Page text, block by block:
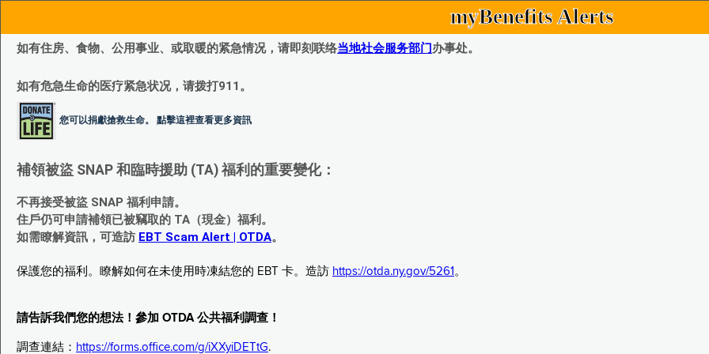
myBenefits Alerts
如有住房、食物、公用事业、或取暖的紧急情况，请即刻联络当地社会服务部门办事处。
如有危急生命的医疗紧急状况，请拨打911。
您可以捐獻搶救生命。 點擊這裡查看更多資訊
補領被盜 SNAP 和臨時援助 (TA) 福利的重要變化：
不再接受被盜 SNAP 福利申請。
住戶仍可申請補領已被竊取的 TA（現金）福利。
如需瞭解資訊，可造訪 EBT Scam Alert | OTDA。
保護您的福利。瞭解如何在未使用時凍結您的 EBT 卡。造訪 https://otda.ny.gov/5261 。
請告訴我們您的想法！參加 OTDA 公共福利調查！
調查連結： https://forms.office.com/g/iXXyiDETtG.